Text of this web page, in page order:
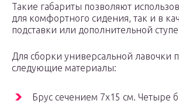
Такие габариты позволяют
для комфортного сидения, так и в
подставки или дополнительной
Для сборки универсальной лавочки
следующие материалы:
Брус сечением 7х15 см. Четыре